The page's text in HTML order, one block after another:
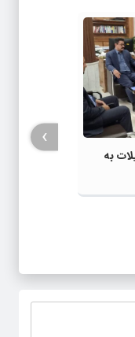
به
›